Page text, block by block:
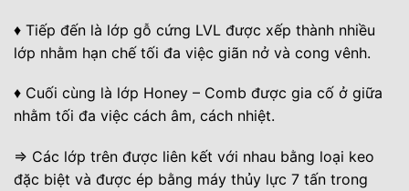
♦ Tiếp đến là lớp gỗ cứng LVL được xếp thành nhiều
lớp nhằm hạn chế tối đa việc giãn nở và cong vênh.
♦ Cuối cùng là lớp Honey – Comb được gia cố ở giữa
nhằm tối đa việc cách âm, cách nhiệt.
⇒ Các lớp trên được liên kết với nhau bằng loại keo
đặc biệt và được ép bằng máy thủy lực 7 tấn trong